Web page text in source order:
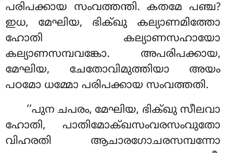
പരിപക്കായ സംവത്തന്തി. കതമേ പഞ്ച?
ഇധ, മേഘിയ, ഭിക്ഖു കല്യാണമിത്തോ
ഹോതി കല്യാണസഹായോ
കല്യാണസമ്പവങ്കോ. അപരിപക്കായ,
മേഘിയ, ചേതോവിമുത്തിയാ അയം
പഠമോ ധമ്മോ പരിപക്കായ സംവത്തതി.
‘‘പുന ചപരം, മേഘിയ, ഭിക്ഖു സീലവാ
ഹോതി, പാതിമോക്ഖസംവരസംവുതോ
വിഹരതി ആചാരഗോചരസമ്പന്നോ